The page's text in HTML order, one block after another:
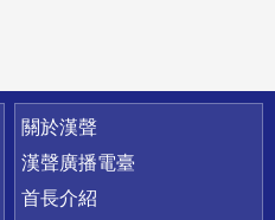
關於漢聲
漢聲廣播電臺
首長介紹